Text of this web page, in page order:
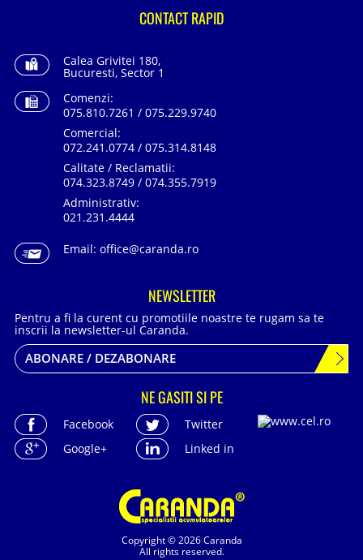
Copyright © 2026 Caranda
All rights reserved.
CONTACT RAPID
Calea Grivitei 180,
Bucuresti, Sector 1
Comenzi:
075.810.7261 / 075.229.9740
Comercial:
072.241.0774 / 075.314.8148
Calitate / Reclamatii:
074.323.8749 / 074.355.7919
Administrativ:
021.231.4444
Email: office@caranda.ro
NEWSLETTER
Pentru a fi la curent cu promotiile noastre te rugam sa te
inscrii la newsletter-ul Caranda.
ABONARE / DEZABONARE
NE GASITI SI PE
Facebook
Twitter
Google+
Linked in